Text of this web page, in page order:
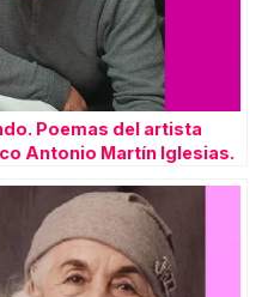
Poemas del artista
Antonio Martín Iglesias.